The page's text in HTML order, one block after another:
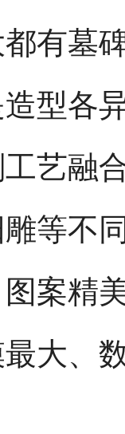
有墓
型各
艺融
雕等不
案精
大、